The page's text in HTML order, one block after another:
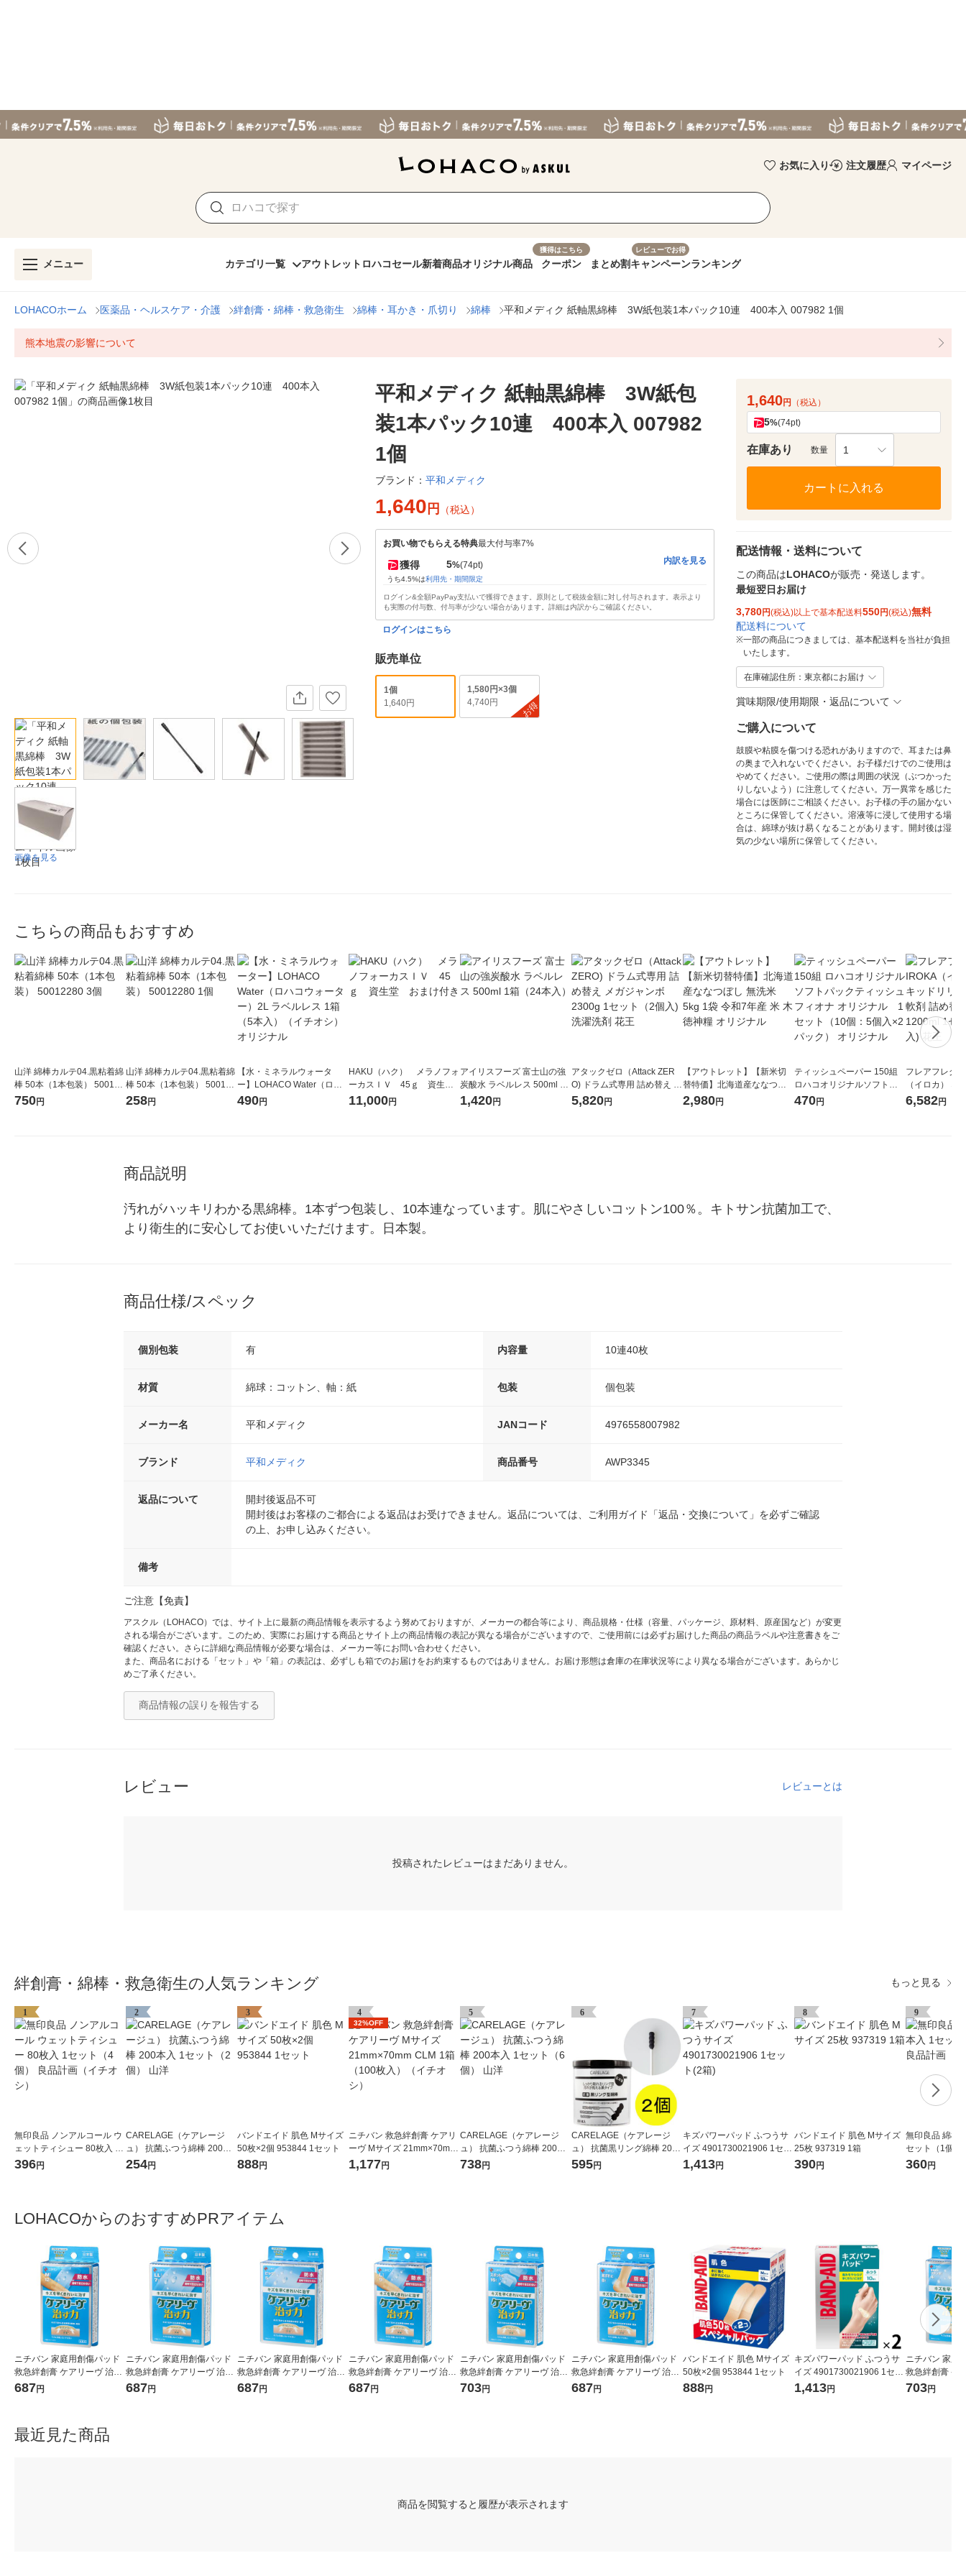
お気に入り 注文履歴 マイページ
メニュー カテゴリ一覧 アウトレット ロハコセール新着商品オリジナル商品
獲得はこちら
クーポン まとめ割
レビューでお得
キャンペーンランキング
LOHACOホーム 医薬品・ヘルスケア・介護 絆創膏・綿棒・救急衛生 綿棒・耳かき・爪切り 綿棒 平和メディク 紙軸黒綿棒 3W紙包装1本パック10連 400本入 007982 1個
熊本地震の影響について
画像を見る
平和メディク 紙軸黒綿棒 3W紙包
装1本パック10連 400本入 007982
1個
ブランド： 平和メディク
1,640 円 （税込）
お買い物でもらえる特典最大付与率7%
獲得 5%(74pt)
うち4.5%は利用先・期間限定
内訳を見る
ログイン&全額PayPay支払いで獲得できます。原則として税抜金額に対し付与されます。表示より
も実際の付与数、付与率が少ない場合があります。詳細は内訳からご確認ください。
ログインはこちら
販売単位
1個
1,640円
1,580円×3個
4,740円
お得
1,640円 （税込）
5%(74pt)
在庫あり 数量 1
カートに入れる
配送情報・送料について
この商品はLOHACOが販売・発送します。
最短翌日お届け
3,780円(税込)以上で基本配送料550円(税込)無料
配送料について
※一部の商品につきましては、基本配送料を当社が負担
いたします。
在庫確認住所：東京都にお届け
賞味期限/使用期限・返品について
ご購入について
鼓膜や粘膜を傷つける恐れがありますので、耳または鼻
の奥まで入れないでください。お子様だけでのご使用は
やめてください。ご使用の際は周囲の状況（ぶつかった
りしないよう）に注意してください。万一異常を感じた
場合には医師にご相談ください。お子様の手の届かない
ところに保管してください。溶液等に浸して使用する場
合は、綿球が抜け易くなることがあります。開封後は湿
気の少ない場所に保管してください。
こちらの商品もおすすめ
山洋 綿棒カルテ04.黒粘着綿
棒 50本（1本包装） 500122
80 3個
750円
山洋 綿棒カルテ04.黒粘着綿
棒 50本（1本包装） 500122
80 1個
258円
【水・ミネラルウォータ
ー】LOHACO Water（ロハ
コウォーター）2L ラベルレ
490円
HAKU（ハク） メラノフォ
ーカスＩＶ 45ｇ 資生
堂 おまけ付き
11,000円
アイリスフーズ 富士山の強
炭酸水 ラベルレス 500ml 1
箱（24本入）
1,420円
アタックゼロ（Attack ZER
O) ドラム式専用 詰め替え メ
ガジャンボ 2300g 1セット
（2個入) 洗濯洗剤 花王
5,820円
【アウトレット】【新米切
替特価】北海道産ななつぼ
し 無洗米 5kg 1袋 令和7年産
米 木徳神糧 オリジナル
2,980円
ティッシュペーパー 150組
ロハコオリジナルソフトパ
ックティッシュ フィオナ オ
470円
フレアフレグ
（イロカ） ネ
ーの香り 柔軟
特大 1200ml
6,582円
商品説明
汚れがハッキリわかる黒綿棒。1本ずつ包装し、10本連なっています。肌にやさしいコットン100％。キトサン抗菌加工で、
より衛生的に安心してお使いいただけます。日本製。
商品仕様/スペック
個別包装 有 内容量 10連40枚
材質 綿球：コットン、軸：紙 包装 個包装
メーカー名 平和メディク JANコード 4976558007982
ブランド 平和メディク 商品番号 AWP3345
返品について
開封後返品不可
開封後はお客様のご都合による返品はお受けできません。返品については、ご利用ガイド「返品・交換について」を必ずご確認
の上、お申し込みください。
備考
ご注意【免責】
アスクル（LOHACO）では、サイト上に最新の商品情報を表示するよう努めておりますが、メーカーの都合等により、商品規格・仕様（容量、パッケージ、原材料、原産国など）が変更
される場合がございます。このため、実際にお届けする商品とサイト上の商品情報の表記が異なる場合がございますので、ご使用前には必ずお届けした商品の商品ラベルや注意書きをご
確認ください。さらに詳細な商品情報が必要な場合は、メーカー等にお問い合わせください。
また、商品名における「セット」や「箱」の表記は、必ずしも箱でのお届けをお約束するものではありません。お届け形態は倉庫の在庫状況等により異なる場合がございます。あらかじ
めご了承ください。
商品情報の誤りを報告する
レビュー レビューとは
投稿されたレビューはまだありません。
絆創膏・綿棒・救急衛生の人気ランキング もっと見る
1
無印良品 ノンアルコール ウ
ェットティシュー 80枚入 1
セット（4個） 良品計画（イ
396円
2
CARELAGE（ケアレージ
ュ） 抗菌ふつう綿棒 200本
入 1セット（2個） 山洋
254円
3
バンドエイド 肌色 Mサイズ
50枚×2個 953844 1セット
888円
4
32%OFF
ニチバン 救急絆創膏 ケアリ
ーヴ Mサイズ 21mm×70mm
CLM 1箱（100枚入）（イチ
オシ）
1,177円
5
CARELAGE（ケアレージ
ュ） 抗菌ふつう綿棒 200本
入 1セット（6個） 山洋
738円
6
CARELAGE（ケアレージ
ュ） 抗菌黒リング綿棒 200
本入 1セット（2個） 山洋
595円
7
キズパワーパッド ふつうサ
イズ 4901730021906 1セッ
ト(2箱)
1,413円
8
バンドエイド 肌色 Mサイズ
25枚 937319 1箱
390円
9
無印良品 綿棒
セット（1個×3
360円
LOHACOからのおすすめPRアイテム
ニチバン 家庭用創傷パッド
救急絆創膏 ケアリーヴ 治す
力 防水タイプ Mサイズ 25m
687円
ニチバン 家庭用創傷パッド
救急絆創膏 ケアリーヴ 治す
力 防水タイプ LLサイズ 50m
687円
ニチバン 家庭用創傷パッド
救急絆創膏 ケアリーヴ 治す
力 防水タイプ ビッグサイズ
687円
ニチバン 家庭用創傷パッド
救急絆創膏 ケアリーヴ 治す
力 防水タイプ Lサイズ 30m
687円
ニチバン 家庭用創傷パッド
救急絆創膏 ケアリーヴ 治す
力 防水タイプ スポット用 22
703円
ニチバン 家庭用創傷パッド
救急絆創膏 ケアリーヴ 治す
力 防水タイプ 扇型サイズ 37
687円
バンドエイド 肌色 Mサイズ
50枚×2個 953844 1セット
888円
キズパワーパッド ふつうサ
イズ 4901730021906 1セッ
ト(2箱)
1,413円
ニチバン 家庭
救急絆創膏 ケ
力 防水タイプ
703円
最近見た商品
商品を閲覧すると履歴が表示されます